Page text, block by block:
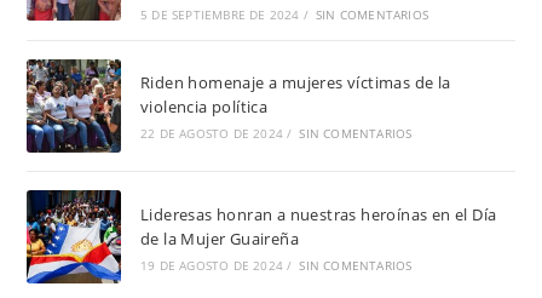
5 DE SEPTIEMBRE DE 2024 / SIN COMENTARIOS
Riden homenaje a mujeres víctimas de la
violencia política
22 DE AGOSTO DE 2024 / SIN COMENTARIOS
Lideresas honran a nuestras heroínas en el Día
de la Mujer Guaireña
19 DE AGOSTO DE 2024 / SIN COMENTARIOS